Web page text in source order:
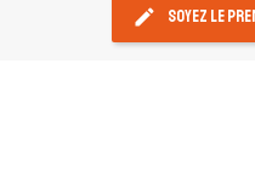
edit Soyez le